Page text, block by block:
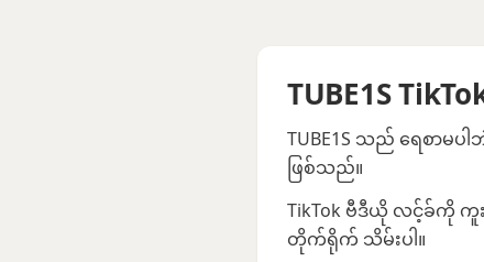
TUBE1S
TUBE1S သည် ရေစာမ
ဖြစ်သည်။
TikTok ဗီဒီယို လင့်ခ်ကို ကူ
တိုက်ရိုက် သိမ်းပါ။